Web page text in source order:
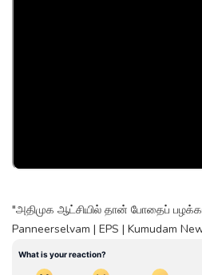
"அதிமுக ஆட்சியில் தான் போதைப்
Panneerselvam | EPS | Kumudam